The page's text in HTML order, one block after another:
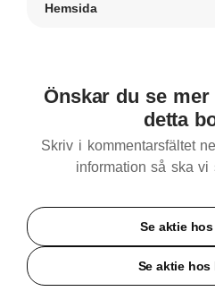
Hemsida
Önskar du se
detta
Skriv i kommentarsfältet
information så ska vi
Se aktie
Se aktie hos